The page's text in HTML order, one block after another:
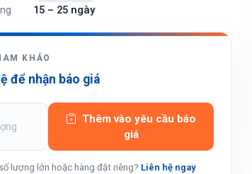
15 – 25 ngày
KHẢO
để nhận báo giá
Thêm vào yêu cầu báo
giá
lượng lớn hoặc hàng đặt riêng? Liên hệ ngay